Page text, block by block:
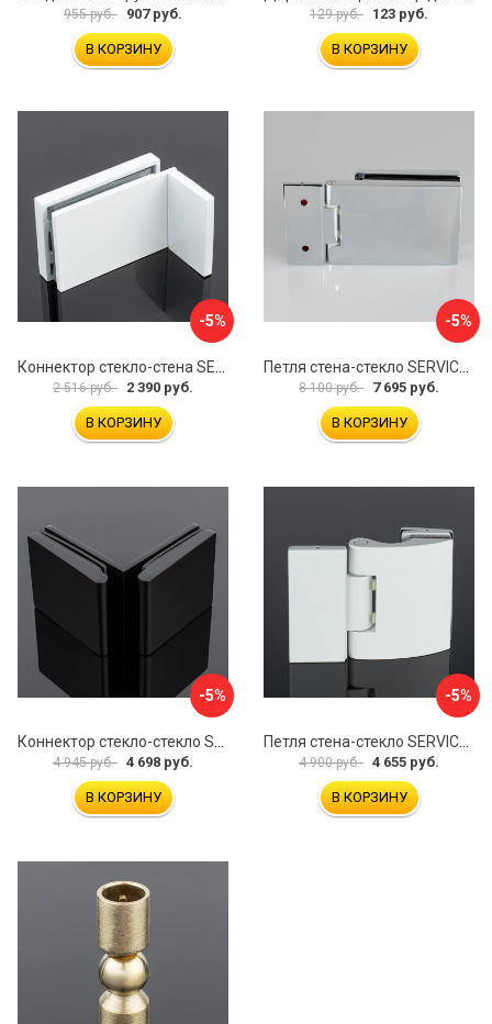
955 руб. 907 руб.
В КОРЗИНУ
129 руб. 123 руб.
В КОРЗИНУ
-5%
Коннектор стекло-стена SERVICE PLUS K02-203WM/sus304
2 516 руб. 2 390 руб.
В КОРЗИНУ
-5%
Петля стена-стекло SERVICE PLUS P03-101CR/brass
8 100 руб. 7 695 руб.
В КОРЗИНУ
-5%
4 945 руб. 4 698 руб.
В КОРЗИНУ
-5%
4 900 руб. 4 655 руб.
В КОРЗИНУ